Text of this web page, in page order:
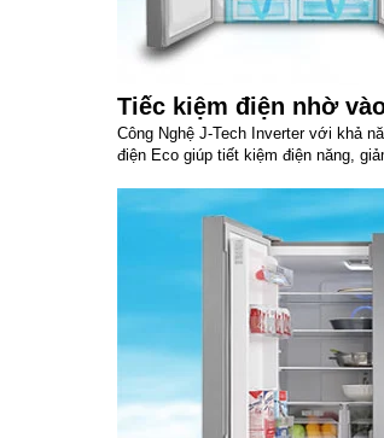
Tiếc kiệm điện nhờ
Công Nghệ J-Tech Inverter với khả
điện Eco giúp tiết kiệm điện năng,